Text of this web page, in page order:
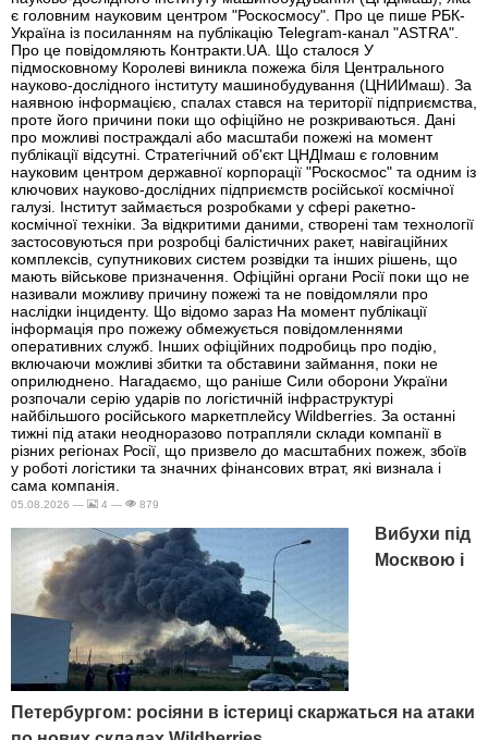
є головним науковим центром "Роскосмосу". Про це пише РБК-
Україна із посиланням на публікацію Telegram-канал "ASTRA".
Про це повідомляють Контракти.UA. Що сталося У
підмосковному Королеві виникла пожежа біля Центрального
науково-дослідного інституту машинобудування (ЦНИИмаш). За
наявною інформацією, спалах стався на території підприємства,
проте його причини поки що офіційно не розкриваються. Дані
про можливі постраждалі або масштаби пожежі на момент
публікації відсутні. Стратегічний об'єкт ЦНДІмаш є головним
науковим центром державної корпорації "Роскосмос" та одним із
ключових науково-дослідних підприємств російської космічної
галузі. Інститут займається розробками у сфері ракетно-
космічної техніки. За відкритими даними, створені там технології
застосовуються при розробці балістичних ракет, навігаційних
комплексів, супутникових систем розвідки та інших рішень, що
мають військове призначення. Офіційні органи Росії поки що не
називали можливу причину пожежі та не повідомляли про
наслідки інциденту. Що відомо зараз На момент публікації
інформація про пожежу обмежується повідомленнями
оперативних служб. Інших офіційних подробиць про подію,
включаючи можливі збитки та обставини займання, поки не
оприлюднено. Нагадаємо, що раніше Сили оборони України
розпочали серію ударів по логістичній інфраструктурі
найбільшого російського маркетплейсу Wildberries. За останні
тижні під атаки неодноразово потрапляли склади компанії в
різних регіонах Росії, що призвело до масштабних пожеж, збоїв
у роботі логістики та значних фінансових втрат, які визнала і
сама компанія.
05.08.2026 — 4 — 879
Вибухи під
Москвою і
Петербургом: росіяни в істериці скаржаться на атаки